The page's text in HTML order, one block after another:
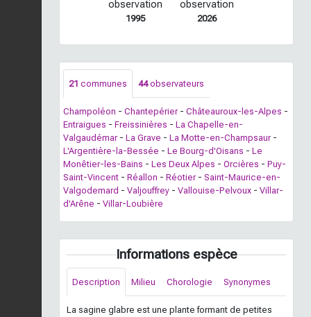
observation
1995
observation
2026
21 communes 44observateurs
Champoléon - Chantepérier - Châteauroux-les-Alpes -
Entraigues - Freissinières - La Chapelle-en-
Valgaudémar - La Grave - La Motte-en-Champsaur -
L'Argentière-la-Bessée - Le Bourg-d'Oisans - Le
Monêtier-les-Bains - Les Deux Alpes - Orcières - Puy-
Saint-Vincent - Réallon - Réotier - Saint-Maurice-en-
Valgodemard - Valjouffrey - Vallouise-Pelvoux - Villar-
d'Arêne - Villar-Loubière
Informations espèce
Description Milieu Chorologie Synonymes
La sagine glabre est une plante formant de petites